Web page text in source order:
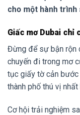
cho một hành trình
Giấc mơ Dubai chỉ
Đừng để sự bận rộn
chuyến đi trong mơ
tục giấy tờ cản bước
thành phố thú vị nhất
Cơ hội trải nghiệm